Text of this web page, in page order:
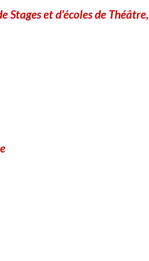
et d'écoles de Théâtre,